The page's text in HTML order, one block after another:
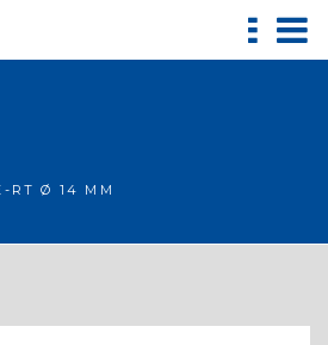
RT Ø 14 MM